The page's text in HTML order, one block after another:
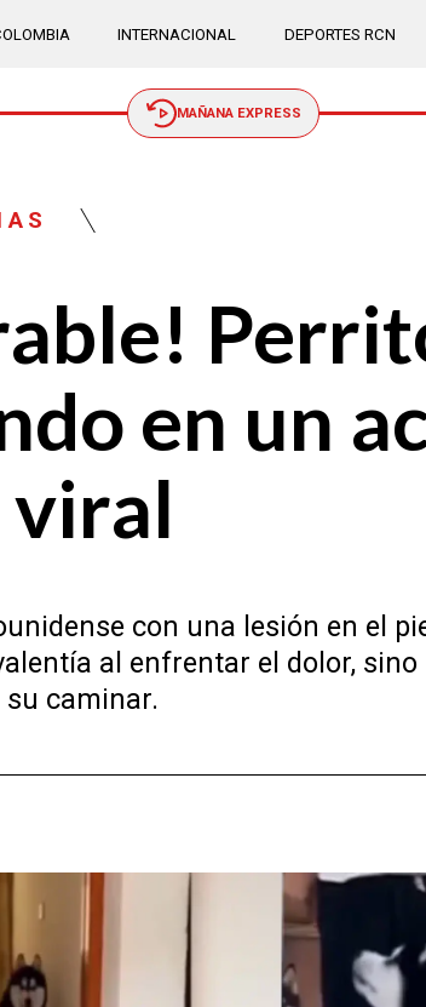
INTERNACIONAL DEPORTES RCN
MAÑANA EXPRESS
en un
con una lesión en el
al enfrentar el dolor,
caminar.